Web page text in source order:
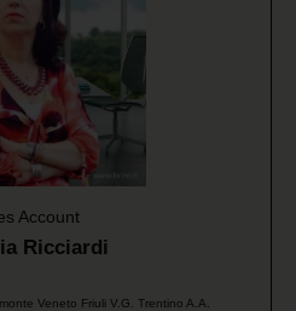
Account
Ricciardi
Veneto Friuli V.G. Trentino A.A.